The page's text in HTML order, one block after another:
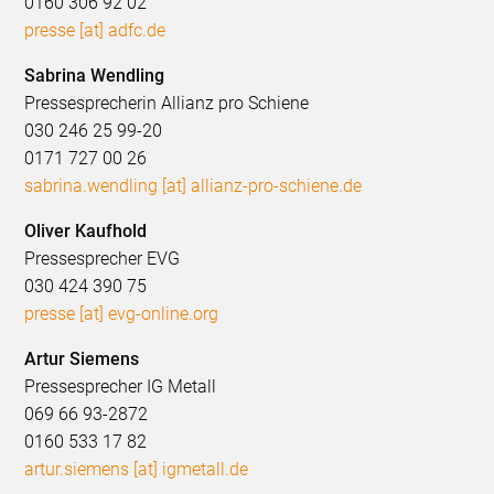
presse [at] adfc.de
Sabrina Wendling
Pressesprecherin Allianz pro Schiene
030 246 25 99-20
0171 727 00 26
sabrina.wendling [at] allianz-pro-schiene.de
Oliver Kaufhold
Pressesprecher EVG
030 424 390 75
presse [at] evg-online.org
Artur Siemens
Pressesprecher IG Metall
069 66 93-2872
0160 533 17 82
artur.siemens [at] igmetall.de